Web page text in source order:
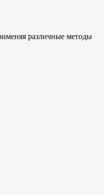
различные методы